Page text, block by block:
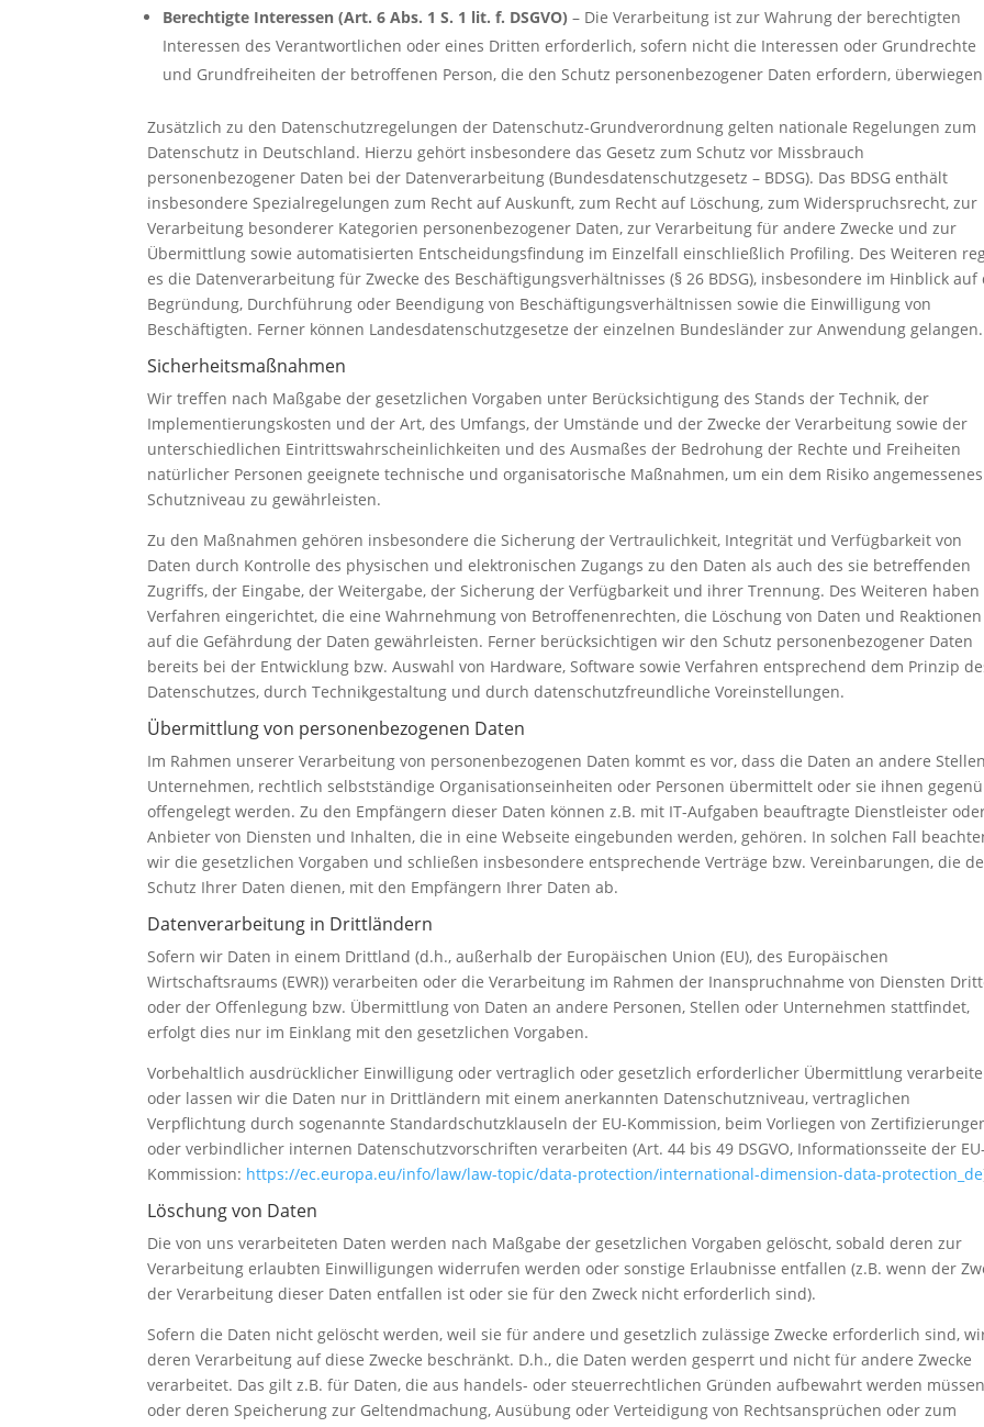
Berechtigte Interessen (Art. 6 Abs. 1 S. 1 lit. f. DSGVO) – Die Verarbeitung ist zur Wahrung der berechtigten
Interessen des Verantwortlichen oder eines Dritten erforderlich, sofern nicht die Interessen oder Grundrechte
und Grundfreiheiten der betroffenen Person, die den Schutz personenbezogener Daten erfordern,
Zusätzlich zu den Datenschutzregelungen der Datenschutz-Grundverordnung gelten nationale Regelungen zum
Datenschutz in Deutschland. Hierzu gehört insbesondere das Gesetz zum Schutz vor Missbrauch
personenbezogener Daten bei der Datenverarbeitung (Bundesdatenschutzgesetz – BDSG). Das BDSG enthält
insbesondere Spezialregelungen zum Recht auf Auskunft, zum Recht auf Löschung, zum Widerspruchsrecht, zur
Verarbeitung besonderer Kategorien personenbezogener Daten, zur Verarbeitung für andere Zwecke und zur
Übermittlung sowie automatisierten Entscheidungsfindung im Einzelfall einschließlich Profiling. Des Weiteren
es die Datenverarbeitung für Zwecke des Beschäftigungsverhältnisses (§ 26 BDSG), insbesondere im Hinblick auf
Begründung, Durchführung oder Beendigung von Beschäftigungsverhältnissen sowie die Einwilligung von
Beschäftigten. Ferner können Landesdatenschutzgesetze der einzelnen Bundesländer zur Anwendung gelangen.
Sicherheitsmaßnahmen
Wir treffen nach Maßgabe der gesetzlichen Vorgaben unter Berücksichtigung des Stands der Technik, der
Implementierungskosten und der Art, des Umfangs, der Umstände und der Zwecke der Verarbeitung sowie der
unterschiedlichen Eintrittswahrscheinlichkeiten und des Ausmaßes der Bedrohung der Rechte und Freiheiten
natürlicher Personen geeignete technische und organisatorische Maßnahmen, um ein dem Risiko angemessenes
Schutzniveau zu gewährleisten.
Zu den Maßnahmen gehören insbesondere die Sicherung der Vertraulichkeit, Integrität und Verfügbarkeit von
Daten durch Kontrolle des physischen und elektronischen Zugangs zu den Daten als auch des sie betreffenden
Zugriffs, der Eingabe, der Weitergabe, der Sicherung der Verfügbarkeit und ihrer Trennung. Des Weiteren
Verfahren eingerichtet, die eine Wahrnehmung von Betroffenenrechten, die Löschung von Daten und Reaktionen
auf die Gefährdung der Daten gewährleisten. Ferner berücksichtigen wir den Schutz personenbezogener Daten
bereits bei der Entwicklung bzw. Auswahl von Hardware, Software sowie Verfahren entsprechend dem Prinzip
Datenschutzes, durch Technikgestaltung und durch datenschutzfreundliche Voreinstellungen.
Übermittlung von personenbezogenen Daten
Im Rahmen unserer Verarbeitung von personenbezogenen Daten kommt es vor, dass die Daten an andere
Unternehmen, rechtlich selbstständige Organisationseinheiten oder Personen übermittelt oder sie ihnen
offengelegt werden. Zu den Empfängern dieser Daten können z.B. mit IT-Aufgaben beauftragte Dienstleister
Anbieter von Diensten und Inhalten, die in eine Webseite eingebunden werden, gehören. In solchen Fall
wir die gesetzlichen Vorgaben und schließen insbesondere entsprechende Verträge bzw. Vereinbarungen, die
Schutz Ihrer Daten dienen, mit den Empfängern Ihrer Daten ab.
Datenverarbeitung in Drittländern
Sofern wir Daten in einem Drittland (d.h., außerhalb der Europäischen Union (EU), des Europäischen
Wirtschaftsraums (EWR)) verarbeiten oder die Verarbeitung im Rahmen der Inanspruchnahme von Diensten
oder der Offenlegung bzw. Übermittlung von Daten an andere Personen, Stellen oder Unternehmen stattfindet,
erfolgt dies nur im Einklang mit den gesetzlichen Vorgaben.
Vorbehaltlich ausdrücklicher Einwilligung oder vertraglich oder gesetzlich erforderlicher Übermittlung
oder lassen wir die Daten nur in Drittländern mit einem anerkannten Datenschutzniveau, vertraglichen
Verpflichtung durch sogenannte Standardschutzklauseln der EU-Kommission, beim Vorliegen von
oder verbindlicher internen Datenschutzvorschriften verarbeiten (Art. 44 bis 49 DSGVO, Informationsseite der
Kommission: https://ec.europa.eu/info/law/law-topic/data-protection/international-dimension-data-protection_de
Löschung von Daten
Die von uns verarbeiteten Daten werden nach Maßgabe der gesetzlichen Vorgaben gelöscht, sobald deren zur
Verarbeitung erlaubten Einwilligungen widerrufen werden oder sonstige Erlaubnisse entfallen (z.B. wenn der
der Verarbeitung dieser Daten entfallen ist oder sie für den Zweck nicht erforderlich sind).
Sofern die Daten nicht gelöscht werden, weil sie für andere und gesetzlich zulässige Zwecke erforderlich sind,
deren Verarbeitung auf diese Zwecke beschränkt. D.h., die Daten werden gesperrt und nicht für andere Zwecke
verarbeitet. Das gilt z.B. für Daten, die aus handels- oder steuerrechtlichen Gründen aufbewahrt werden
oder deren Speicherung zur Geltendmachung, Ausübung oder Verteidigung von Rechtsansprüchen oder zum